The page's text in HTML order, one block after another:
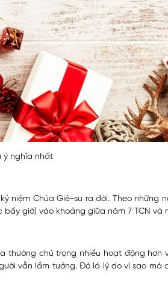
ý nghĩa nhất
niệm Chúa Giê-su ra đời. Theo những
giờ) vào khoảng giữa năm 7 TCN và
thường chú trọng nhiều hoạt động hơn
vẫn lầm tưởng. Đó là lý do vì sao mà